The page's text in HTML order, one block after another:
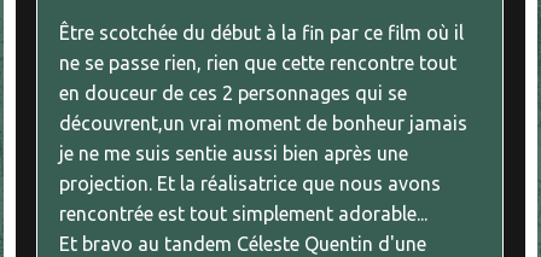
Être scotchée du début à la fin par ce film où il
ne se passe rien, rien que cette rencontre tout
en douceur de ces 2 personnages qui se
découvrent,un vrai moment de bonheur jamais
je ne me suis sentie aussi bien après une
projection. Et la réalisatrice que nous avons
rencontrée est tout simplement adorable...
Et bravo au tandem Céleste Quentin d'une